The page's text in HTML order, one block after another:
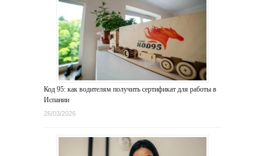
Код 95: как водителям получить сертификат для работы в
Испании
26/03/2026